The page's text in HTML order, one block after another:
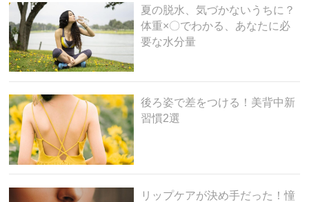
夏の脱水、気づかないうちに？
体重×〇でわかる、あなたに必
要な水分量
後ろ姿で差をつける！美背中新
習慣2選
リップケアが決め手だった！憧